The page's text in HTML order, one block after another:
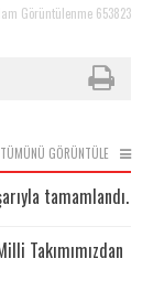
Görüntülenme 653823
TÜMÜNÜ GÖRÜNTÜLE
tamamlandı.
Takımımızdan